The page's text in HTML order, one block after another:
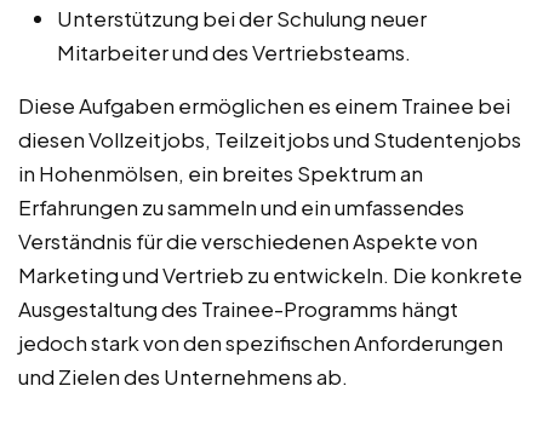
Unterstützung bei der Schulung neuer
Mitarbeiter und des Vertriebsteams.
Diese Aufgaben ermöglichen es einem Trainee bei
diesen Vollzeitjobs, Teilzeitjobs und Studentenjobs
in Hohenmölsen, ein breites Spektrum an
Erfahrungen zu sammeln und ein umfassendes
Verständnis für die verschiedenen Aspekte von
Marketing und Vertrieb zu entwickeln. Die konkrete
Ausgestaltung des Trainee-Programms hängt
jedoch stark von den spezifischen Anforderungen
und Zielen des Unternehmens ab.